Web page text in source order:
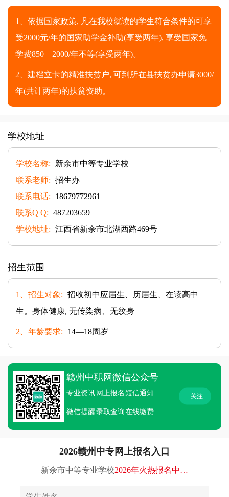
1、依据国家政策, 凡在我校就读的学生符合条件的可享
受2000元/年的国家助学金补助(享受两年), 享受国家免
学费850—2000/年不等(享受两年)。
2、建档立卡的精准扶贫户, 可到所在县扶贫办申请3000/
年(共计两年)的扶贫资助。
学校地址
学校名称:
新余市中等专业学校
联系老师: 招生办
联系电话:
18679772961
联系Q Q: 487203659
学校地址: 江西省新余市北湖西路469号
招生范围
1、招生对象: 招收初中应届生、历届生、在读高中
生。身体健康, 无传染病、无纹身
2、年龄要求: 14—18周岁
赣州中职网微信公众号
专业资讯 网上报名 短信通知
微信提醒 录取查询在线缴费
+关注
2026赣州中专网上报名入口
新余市中等专业学校2026年火热报名中…